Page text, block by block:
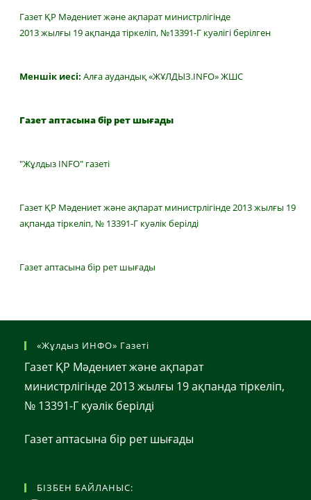
Газет ҚР Мәдениет және ақпарат министрлігінде
2013 жылғы 19 ақпанда тіркеліп, №13391-Г куәлігі берілген
Меншік иесі: Алға аудандық «ЖҰЛДЫЗ.INFO» ЖШС
Газет аптасына бір рет шығады
"Жұлдыз INFO" газеті
Газет ҚР Мәдениет және ақпарат министрлігінде 2013 жылғы 19
ақпанда тіркеліп, № 13391-Г куәлік берілді
Газет аптасына бір рет шығады
«Жұлдыз ИНФО» Газеті
Газет ҚР Мәдениет және ақпарат
министрлігінде 2013 жылғы 19 ақпанда тіркеліп,
№ 13391-Г куәлік берілді
Газет аптасына бір рет шығады
БІЗБЕН БАЙЛАНЫС: